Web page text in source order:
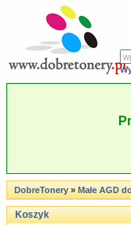
DobreTonery»Małe AGD
Koszyk